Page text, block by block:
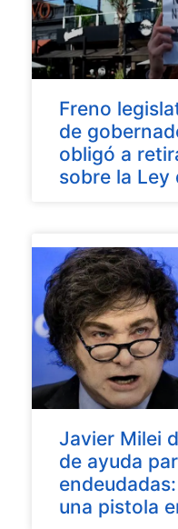
Freno
de
obligó a
sobre la Ley
Javier Milei
de ayuda
una pistola